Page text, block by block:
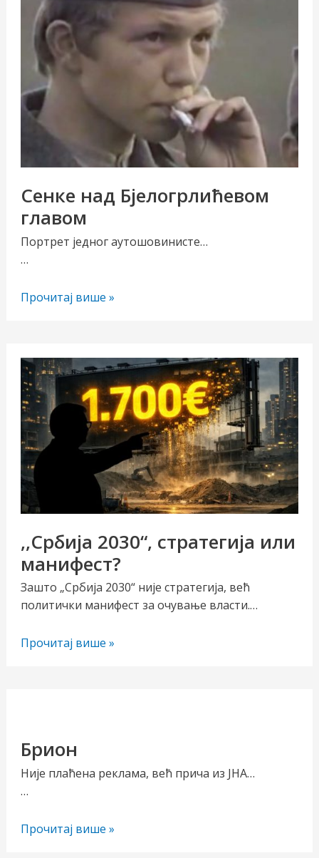
Сенке над Бјелогрлићевом
главом
Портрет једног аутошовинисте…
…
Сенке
Прочитај више »
,,Србија 2030“, стратегија или
манифест?
Зашто „Србија 2030“ није стратегија, већ
политички манифест за очување власти.…
,,Србија
Прочитај више »
Брион
Није плаћена реклама, већ прича из ЈНА…
…
Брион
Прочитај више »